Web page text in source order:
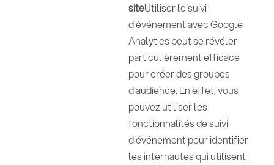
siteUtiliser le suivi
d'événement avec Google
Analytics peut se révéler
particulièrement efficace
pour créer des groupes
d'audience. En effet, vous
pouvez utiliser les
fonctionnalités de suivi
d'événement pour identifier
les internautes qui utilisent